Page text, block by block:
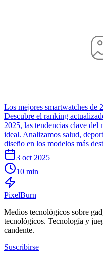
Los mejores smartwatches de
Descubre el ranking
2025, las tendencias clave del
ideal. Analizamos salud,
diseño en los modelos más
3 oct 2025
10 min
PixelBurn
Medios tecnológicos sobre
tecnológicos. Tecnología y
candente.
Suscribirse